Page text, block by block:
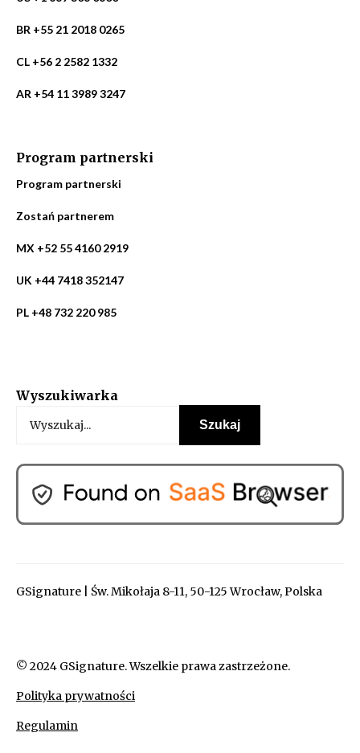
BR +55 21 2018 0265
CL +56 2 2582 1332
AR +54 11 3989 3247
Program partnerski
Program partnerski
Zostań partnerem
MX +52 55 4160 2919
UK +44 7418 352147
PL +48 732 220 985
Wyszukiwarka
GSignature | Św. Mikołaja 8-11, 50-125 Wrocław, Polska
© 2024 GSignature. Wszelkie prawa zastrzeżone.
Polityka prywatności
Regulamin